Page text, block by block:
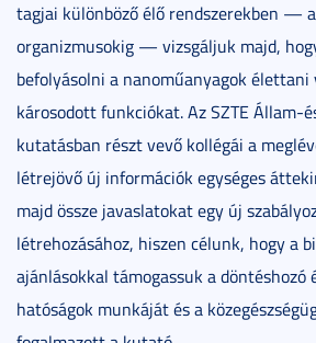
tagjai különböző élő rendszerekben —
organizmusokig — vizsgáljuk majd,
befolyásolni a nanoműanyagok élettani
károsodott funkciókat. Az SZTE Állam-
kutatásban részt vevő kollégái a
létrejövő új információk egységes
majd össze javaslatokat egy új
létrehozásához, hiszen célunk, hogy a
ajánlásokkal támogassuk a döntéshozó
hatóságok munkáját és a